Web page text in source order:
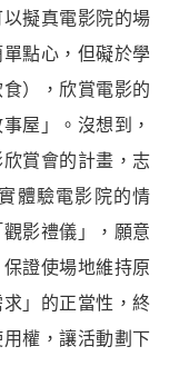
擬真電影院的場
點心，但礙於學
），欣賞電影的
屋」。沒想到，
賞會的計畫，志
體驗電影院的情
影禮儀」，願意
證使場地維持原
」的正當性，終
權，讓活動劃下